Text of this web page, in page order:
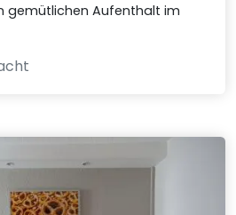
gemütlichen Aufenthalt im